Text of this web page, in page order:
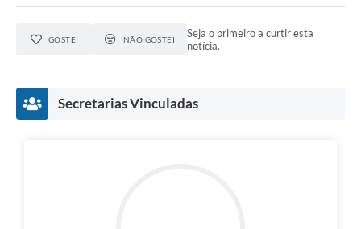
GOSTEI NÃO GOSTEI
Seja o primeiro a curtir esta
notícia.
Secretarias Vinculadas